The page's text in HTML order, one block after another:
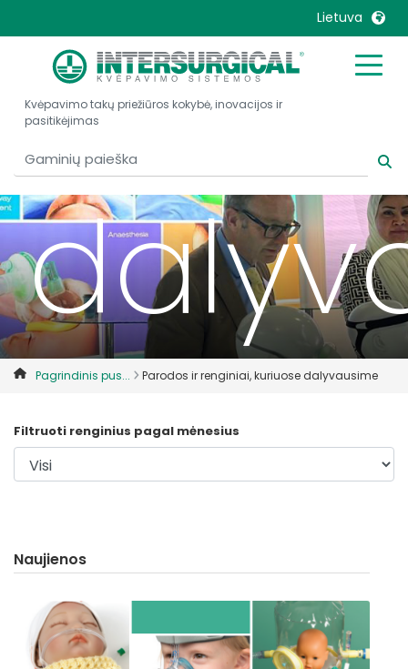
Lietuva
United Kingdom
United States
Belgique, Français
Canada, English
Canada, Français
China
Colombia
Denmark
Deutschland
France
Malaysia
Mexico
Nederlands
Norway
Portugal
Russia
Sweden
International English
Kvėpavimo takų priežiūros kokybė, inovacijos ir
pasitikėjimas
Pagrindinis pus... Parodos ir renginiai, kuriuose dalyvausime
Filtruoti renginius pagal mėnesius
Naujienos